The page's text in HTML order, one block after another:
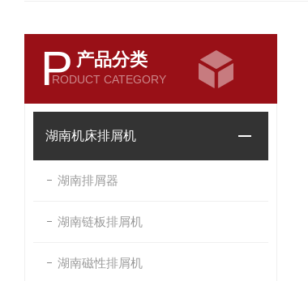
P 产品分类
RODUCT CATEGORY
湖南机床排屑机
湖南排屑器
湖南链板排屑机
湖南磁性排屑机